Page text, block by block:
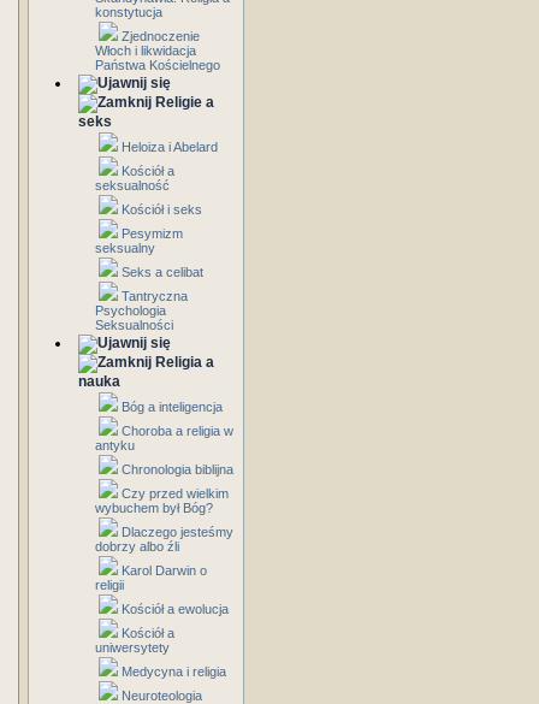
konstytucja
Zjednoczenie
Włoch i likwidacja
Państwa Kościelnego
Religie a
seks
Heloiza i Abelard
Kościół a
seksualność
Kościół i seks
Pesymizm
seksualny
Seks a celibat
Tantryczna
Psychologia
Seksualności
Religia a
nauka
Bóg a inteligencja
Choroba a religia w
antyku
Chronologia biblijna
Czy przed wielkim
wybuchem był Bóg?
Dlaczego jesteśmy
dobrzy albo źli
Karol Darwin o
religii
Kościół a ewolucja
Kościół a
uniwersytety
Medycyna i religia
Neuroteologia